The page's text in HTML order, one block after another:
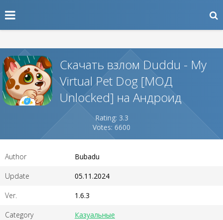
Скачать взлом Duddu - My
Virtual Pet Dog [МОД
Unlocked] на Андроид
Rating: 3.3
Votes: 6600
Author Bubadu
Update 05.11.2024
Ver. 1.6.3
Category Казуальные